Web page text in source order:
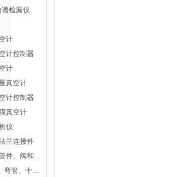
谱检漏仪
计
计控制器
计
真空计
计控制器
真空计
仪
兰连接件
O形圈、弯管、十字件、T形接头和异径接头